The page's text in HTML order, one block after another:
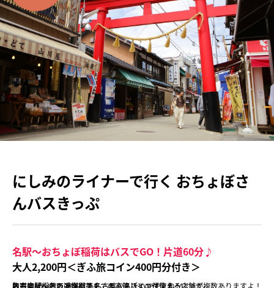
にしみのライナーで行く おちょぼさ
んバスきっぷ
名駅～おちょぼ稲荷はバスでGO！片道60分♪
大人2,200円＜ぎふ旅コイン400円分付き＞
名古屋駅～おちょぼ稲荷までの高速バスの往復きっぷです。
片道約60分と、意外にも名古屋から近いですよね^^
おちょぼ稲荷の商店街でも、ぎふ旅コインが使える店舗が複数ありますよ！
販売会社：名阪近鉄バス